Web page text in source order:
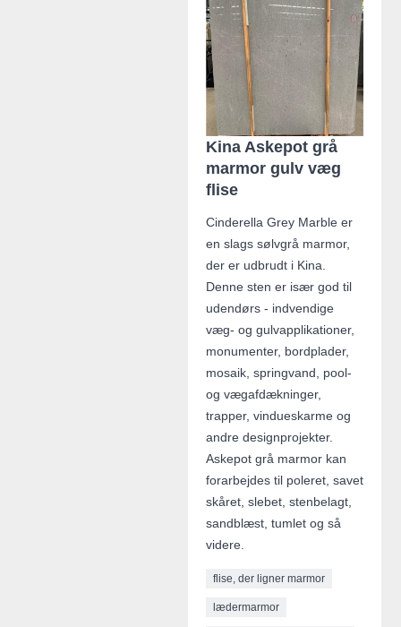
Kina Askepot grå
marmor gulv væg
flise
Cinderella Grey Marble er
en slags sølvgrå marmor,
der er udbrudt i Kina.
Denne sten er især god til
udendørs - indvendige
væg- og gulvapplikationer,
monumenter, bordplader,
mosaik, springvand, pool-
og vægafdækninger,
trapper, vindueskarme og
andre designprojekter.
Askepot grå marmor kan
forarbejdes til poleret, savet
skåret, slebet, stenbelagt,
sandblæst, tumlet og så
videre.
flise, der ligner marmor
lædermarmor